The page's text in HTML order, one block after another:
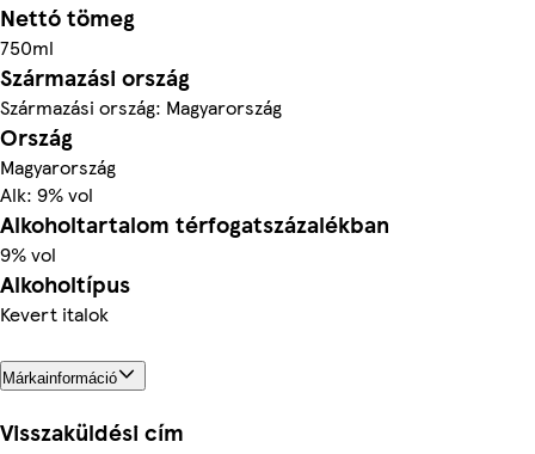
Nettó tömeg
750ml
Származási ország
Származási ország: Magyarország
Ország
Magyarország
Alk: 9% vol
Alkoholtartalom térfogatszázalékban
9% vol
Alkoholtípus
Kevert italok
Márkainformáció
Visszaküldési cím